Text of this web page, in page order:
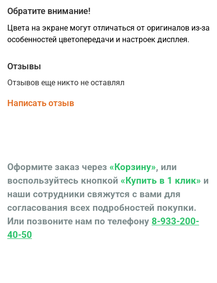
Обратите внимание!
Цвета на экране могут отличаться от оригиналов из-за
особенностей цветопередачи и настроек дисплея.
Отзывы
Отзывов еще никто не оставлял
Написать отзыв
Оформите заказ через «Корзину», или
воспользуйтесь кнопкой «Купить в 1 клик» и
наши сотрудники свяжутся с вами для
согласования всех подробностей покупки.
Или позвоните нам по телефону 8-933-200-
40-50